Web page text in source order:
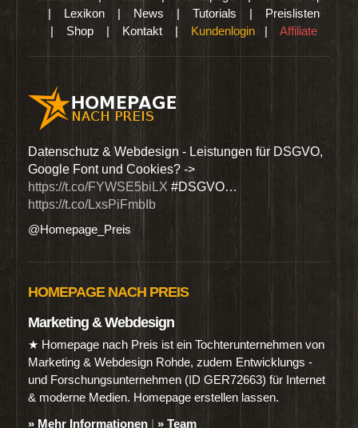
| Lexikon | News | Tutorials | Preislisten
| Shop | Kontakt | Kundenlogin | Affiliate
Datenschutz & Webdesign - Leistungen für DSGVO,
Google Font und Cookies? ->
https://t.co/FYWSE5biLX #DSGVO…
https://t.co/LxsPiFmbIb
@Homepage_Preis
HOMEPAGE NACH PREIS
Marketing & Webdesign
★ Homepage nach Preis ist ein Tochterunternehmen von
Marketing & Webdesign Rohde, zudem Entwicklungs -
und Forschungsunternehmen (ID GER72663) für Internet
& moderne Medien. Homepage erstellen lassen.
» Mehr Informationen | » Team